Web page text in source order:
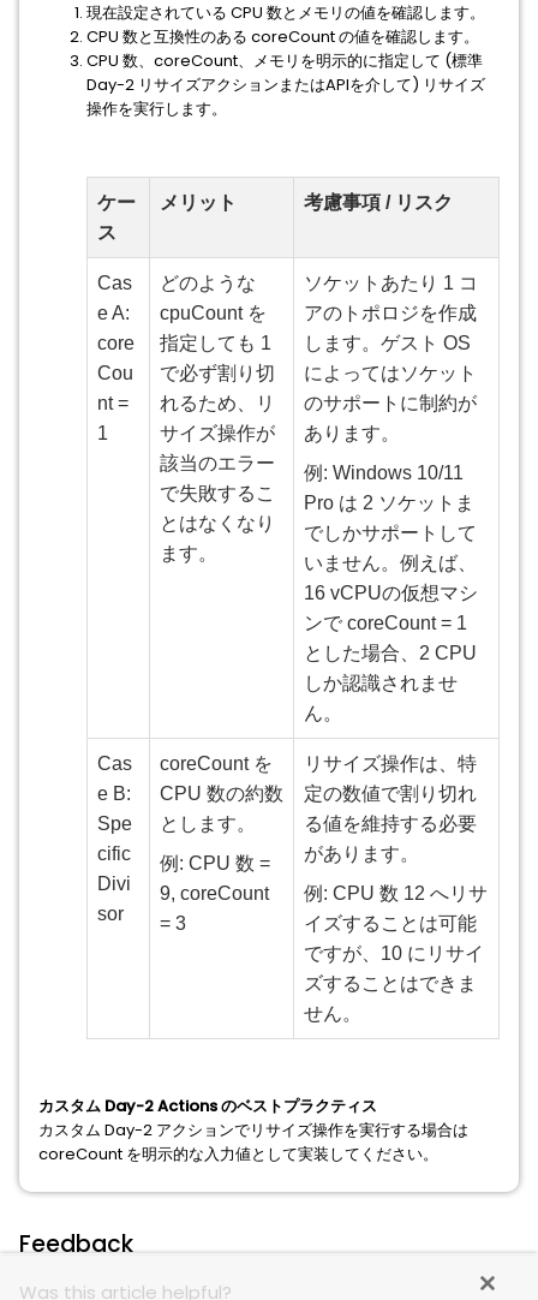
現在設定されている CPU 数とメモリの値を確認します。
CPU 数と互換性のある coreCount の値を確認します。
CPU 数、coreCount、メモリを明示的に指定して (標準
Day-2 リサイズアクションまたはAPIを介して) リサイズ
操作を実行します。
ケー
ス
メリット 考慮事項 / リスク
Cas
e A:
core
Cou
nt =
1
どのような
cpuCount を
指定しても 1
で必ず割り切
れるため、リ
サイズ操作が
該当のエラー
で失敗するこ
とはなくなり
ます。
ソケットあたり 1 コ
アのトポロジを作成
します。ゲスト OS
によってはソケット
のサポートに制約が
あります。
例: Windows 10/11
Pro は 2 ソケットま
でしかサポートして
いません。例えば、
16 vCPUの仮想マシ
ンで coreCount = 1
とした場合、2 CPU
しか認識されませ
ん。
Cas
e B:
Spe
cific
Divi
sor
coreCount を
CPU 数の約数
とします。
例: CPU 数 =
9, coreCount
= 3
リサイズ操作は、特
定の数値で割り切れ
る値を維持する必要
があります。
例: CPU 数 12 へリサ
イズすることは可能
ですが、10 にリサイ
ズすることはできま
せん。
カスタム Day-2 Actions のベストプラクティス
カスタム Day-2 アクションでリサイズ操作を実行する場合は
coreCount を明示的な入力値として実装してください。
Feedback
Was this article helpful?